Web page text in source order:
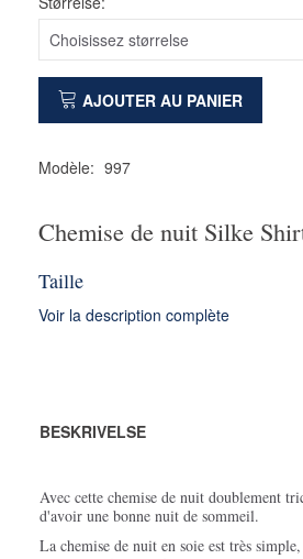
AJOUTER AU PANIER
Modèle: 997
Chemise de nuit Silke
Taille
Voir la description complète
BESKRIVELSE
Avec cette chemise de nuit doublement
d'avoir une bonne nuit de sommeil.
La chemise de nuit en soie est très